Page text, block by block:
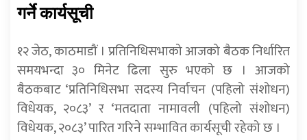
गर्ने कार्यसूची
१२ जेठ, काठमाडौं । प्रतिनिधिसभाको आजको बैठक निर्धारित
समयभन्दा ३० मिनेट ढिला सुरु भएको छ । आजको
बैठकबाट ‘प्रतिनिधिसभा सदस्य निर्वाचन (पहिलो संशोधन)
विधेयक, २०८३’ र ‘मतदाता नामावली (पहिलो संशोधन)
विधेयक, २०८३’ पारित गरिने सम्भावित कार्यसूची रहेको छ ।